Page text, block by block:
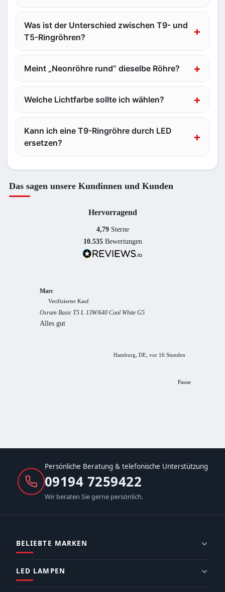
Was ist der Unterschied zwischen T9- und
T5-Ringröhren?
Meint „Neonröhre rund“ dieselbe Röhre?
Welche Lichtfarbe sollte ich wählen?
Kann ich eine T9-Ringröhre durch LED
ersetzen?
Das sagen unsere Kundinnen und Kunden
Hervorragend
4,79 Sterne
10.535 Bewertungen
Marc
Verifizierter Kauf
Osram Basic T5 L 13W/640 Cool White G5
Alles gut
Hamburg, DE, vor 16 Stunden
Pause
Persönliche Beratung & telefonische Unterstützung
09194 7259422
Wir beraten Sie gerne persönlich.
BELIEBTE MARKEN
LED LAMPEN